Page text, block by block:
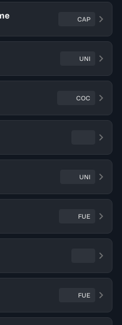
CAP
UNI
COC
UNI
FUE
FUE